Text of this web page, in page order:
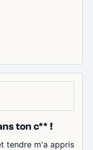
ton c** !
tendre m'a appris